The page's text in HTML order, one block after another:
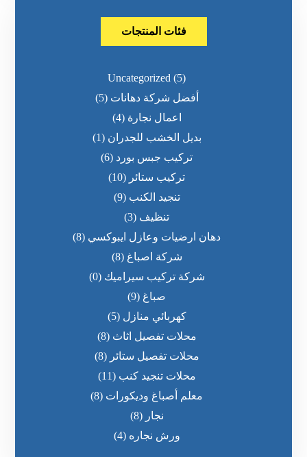
فئات المنتجات
Uncategorized (5)
أفضل شركة دهانات (5)
اعمال نجارة (4)
بديل الخشب للجدران (1)
تركيب جبس بورد (6)
تركيب ستائر (10)
تنجيد الكنب (9)
تنظيف (3)
دهان ارضيات وعازل ايبوكسي (8)
شركة اصباغ (8)
شركة تركيب سيراميك (0)
صباغ (9)
كهربائي منازل (5)
محلات تفصيل اثاث (8)
محلات تفصيل ستائر (8)
محلات تنجيد كنب (11)
معلم أصباغ وديكورات (8)
نجار (8)
ورش نجاره (4)